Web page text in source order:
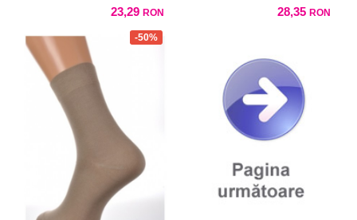
23,29 RON 28,35 RON
-50%